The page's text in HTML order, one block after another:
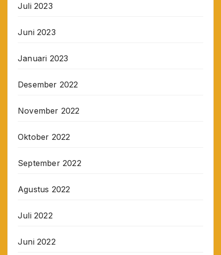
Juli 2023
Juni 2023
Januari 2023
Desember 2022
November 2022
Oktober 2022
September 2022
Agustus 2022
Juli 2022
Juni 2022